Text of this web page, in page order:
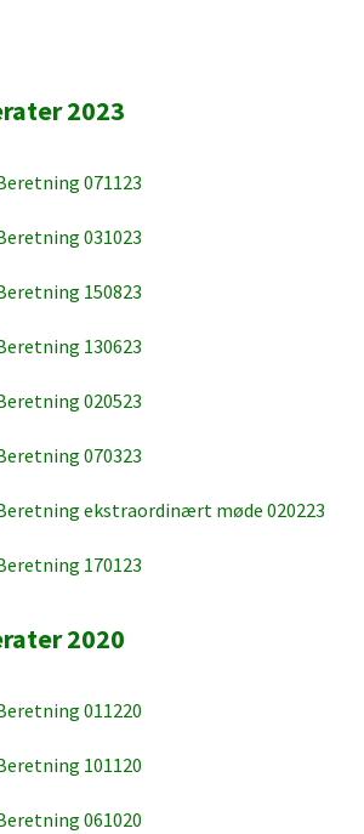
2023
071123
031023
150823
130623
020523
070323
ekstraordinært møde 020223
170123
2020
011220
101120
061020